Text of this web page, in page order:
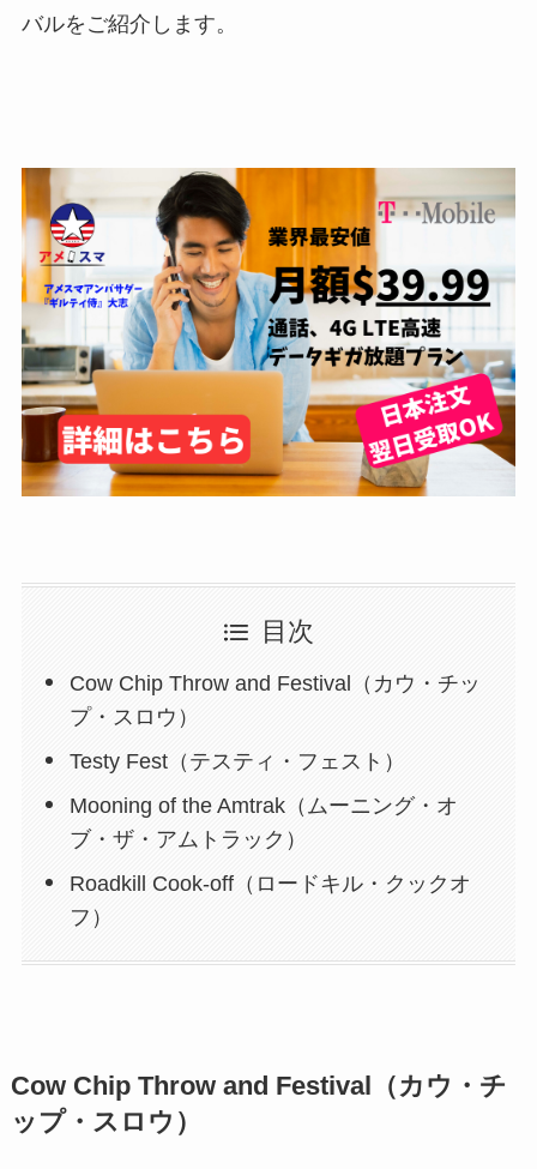
バルをご紹介します。
目次
Cow Chip Throw and Festival（カウ・チッ
プ・スロウ）
Testy Fest（テスティ・フェスト）
Mooning of the Amtrak（ムーニング・オ
ブ・ザ・アムトラック）
Roadkill Cook-off（ロードキル・クックオ
フ）
Cow Chip Throw and Festival（カウ・チ
ップ・スロウ）